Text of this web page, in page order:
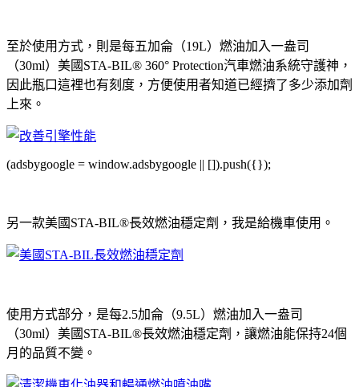
至於使用方式，則是每五加侖（19L）燃油加入一盎司
（30ml）美國STA-BIL® 360° Protection汽車燃油系統守護神，
因此瓶口這裡也有刻度，方便使用者知道已經擠了多少添加劑
上來。
(adsbygoogle = window.adsbygoogle || []).push({});
另一款美國STA-BIL®長效燃油穩定劑，我是給機車使用。
使用方式部分，是每2.5加侖（9.5L）燃油加入一盎司
（30ml）美國STA-BIL®長效燃油穩定劑，讓燃油能保持24個
月的品質不變。